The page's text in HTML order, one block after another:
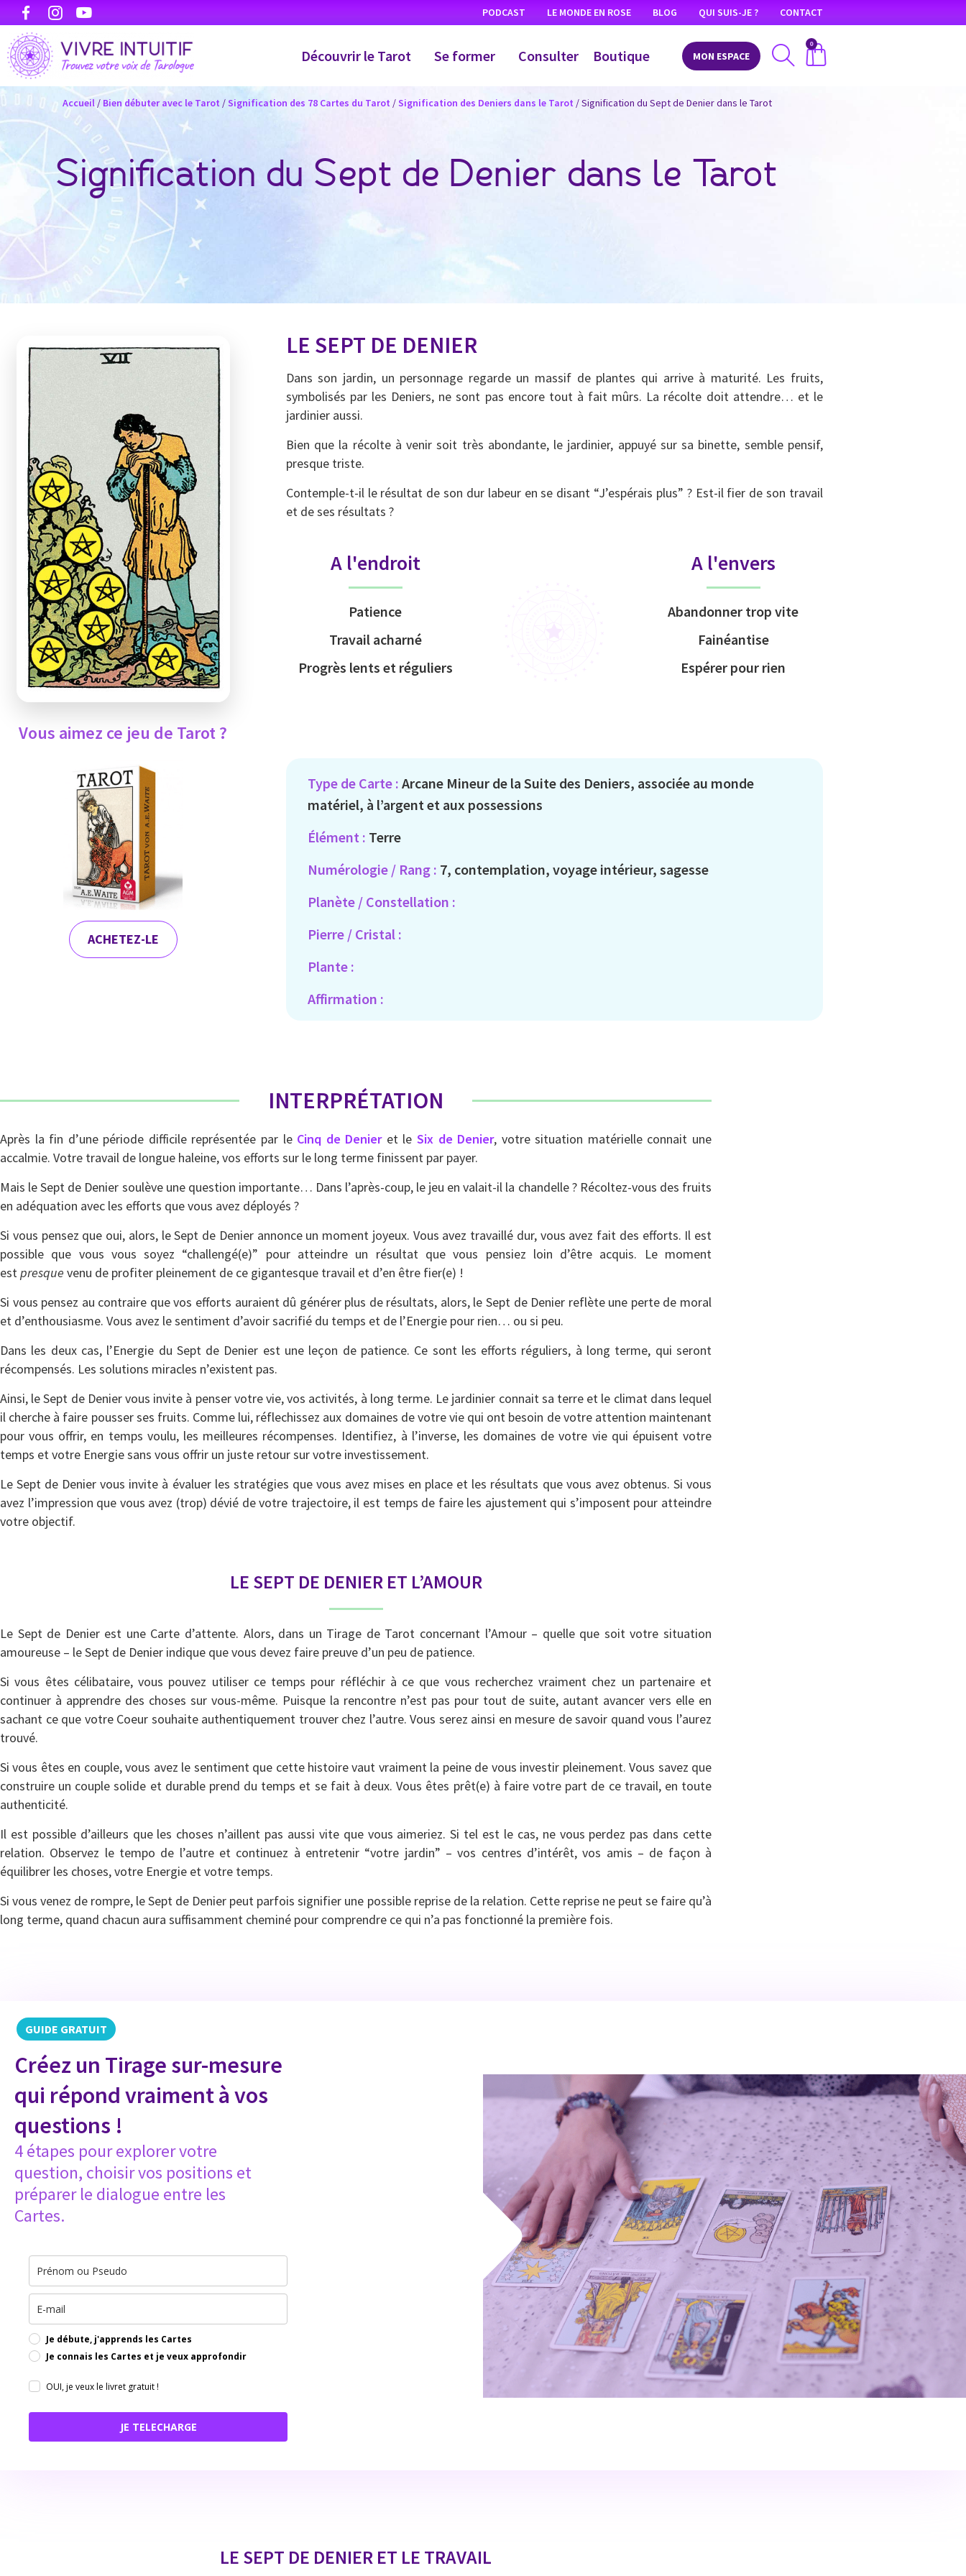
PODCAST LE MONDE EN ROSE BLOG QUI SUIS-JE ? CONTACT
Découvrir le Tarot Se former Consulter Boutique MON ESPACE
0
Accueil/ Bien débuter avec le Tarot /Signification des 78 Cartes du Tarot /Signification des Deniers dans le Tarot /Signification du Sept de Denier dans le Tarot
Signification du Sept de Denier dans le Tarot
Vous aimez ce jeu de Tarot ?
ACHETEZ-LE
LE SEPT DE DENIER
Dans son jardin, un personnage regarde un massif de plantes qui arrive à maturité. Les fruits,
symbolisés par les Deniers, ne sont pas encore tout à fait mûrs. La récolte doit attendre… et le
jardinier aussi.
Bien que la récolte à venir soit très abondante, le jardinier, appuyé sur sa binette, semble pensif,
presque triste.
Contemple-t-il le résultat de son dur labeur en se disant “J’espérais plus” ? Est-il fier de son travail
et de ses résultats ?
A l'endroit
Patience
Travail acharné
Progrès lents et réguliers
A l'envers
Abandonner trop vite
Fainéantise
Espérer pour rien
Type de Carte : Arcane Mineur de la Suite des Deniers, associée au monde
matériel, à l’argent et aux possessions
Élément : Terre
Numérologie / Rang : 7, contemplation, voyage intérieur, sagesse
Planète / Constellation :
Pierre / Cristal :
Plante :
Affirmation :
INTERPRÉTATION
Après la fin d’une période difficile représentée par le Cinq de Denieret leSix de Denier, votre situation matérielle connait une
accalmie. Votre travail de longue haleine, vos efforts sur le long terme finissent par payer.
Mais le Sept de Denier soulève une question importante… Dans l’après-coup, le jeu en valait-il la chandelle ? Récoltez-vous des fruits
en adéquation avec les efforts que vous avez déployés ?
Si vous pensez que oui, alors, le Sept de Denier annonce un moment joyeux. Vous avez travaillé dur, vous avez fait des efforts. Il est
possible que vous vous soyez “challengé(e)” pour atteindre un résultat que vous pensiez loin d’être acquis. Le moment
estpresque venu de profiter pleinement de ce gigantesque travail et d’en être fier(e) !
Si vous pensez au contraire que vos efforts auraient dû générer plus de résultats, alors, le Sept de Denier reflète une perte de moral
et d’enthousiasme. Vous avez le sentiment d’avoir sacrifié du temps et de l’Energie pour rien… ou si peu.
Dans les deux cas, l’Energie du Sept de Denier est une leçon de patience. Ce sont les efforts réguliers, à long terme, qui seront
récompensés. Les solutions miracles n’existent pas.
Ainsi, le Sept de Denier vous invite à penser votre vie, vos activités, à long terme. Le jardinier connait sa terre et le climat dans lequel
il cherche à faire pousser ses fruits. Comme lui, réflechissez aux domaines de votre vie qui ont besoin de votre attention maintenant
pour vous offrir, en temps voulu, les meilleures récompenses. Identifiez, à l’inverse, les domaines de votre vie qui épuisent votre
temps et votre Energie sans vous offrir un juste retour sur votre investissement.
Le Sept de Denier vous invite à évaluer les stratégies que vous avez mises en place et les résultats que vous avez obtenus. Si vous
avez l’impression que vous avez (trop) dévié de votre trajectoire, il est temps de faire les ajustement qui s’imposent pour atteindre
votre objectif.
LE SEPT DE DENIER ET L’AMOUR
Le Sept de Denier est une Carte d’attente. Alors, dans un Tirage de Tarot concernant l’Amour – quelle que soit votre situation
amoureuse – le Sept de Denier indique que vous devez faire preuve d’un peu de patience.
Si vous êtes célibataire, vous pouvez utiliser ce temps pour réfléchir à ce que vous recherchez vraiment chez un partenaire et
continuer à apprendre des choses sur vous-même. Puisque la rencontre n’est pas pour tout de suite, autant avancer vers elle en
sachant ce que votre Coeur souhaite authentiquement trouver chez l’autre. Vous serez ainsi en mesure de savoir quand vous l’aurez
trouvé.
Si vous êtes en couple, vous avez le sentiment que cette histoire vaut vraiment la peine de vous investir pleinement. Vous savez que
construire un couple solide et durable prend du temps et se fait à deux. Vous êtes prêt(e) à faire votre part de ce travail, en toute
authenticité.
Il est possible d’ailleurs que les choses n’aillent pas aussi vite que vous aimeriez. Si tel est le cas, ne vous perdez pas dans cette
relation. Observez le tempo de l’autre et continuez à entretenir “votre jardin” – vos centres d’intérêt, vos amis – de façon à
équilibrer les choses, votre Energie et votre temps.
Si vous venez de rompre, le Sept de Denier peut parfois signifier une possible reprise de la relation. Cette reprise ne peut se faire qu’à
long terme, quand chacun aura suffisamment cheminé pour comprendre ce qui n’a pas fonctionné la première fois.
GUIDE GRATUIT
Créez un Tirage sur-mesure
qui répond vraiment à vos
questions !
4 étapes pour explorer votre
question, choisir vos positions et
préparer le dialogue entre les
Cartes.​
Je débute, j'apprends les Cartes
Je connais les Cartes et je veux approfondir
OUI, je veux le livret gratuit !
JE TELECHARGE
LE SEPT DE DENIER ET LE TRAVAIL